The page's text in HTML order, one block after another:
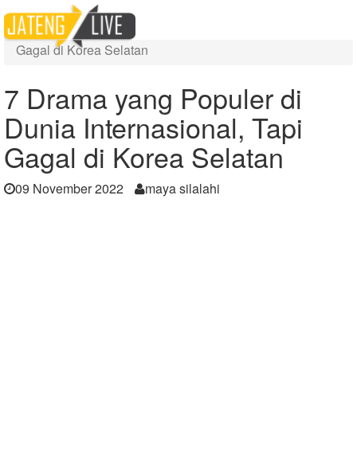
Home
Berita
7 Drama yang Populer di Dunia Internasional, Tapi
Gagal di Korea Selatan
7 Drama yang Populer di
Dunia Internasional, Tapi
Gagal di Korea Selatan
09 November 2022 maya silalahi